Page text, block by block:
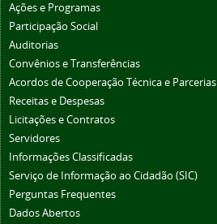
Ações e Programas
Participação Social
Auditorias
Convênios e Transferências
Acordos de Cooperação Técnica e Parcerias
Receitas e Despesas
Licitações e Contratos
Servidores
Informações Classificadas
Serviço de Informação ao Cidadão (SIC)
Perguntas Frequentes
Dados Abertos